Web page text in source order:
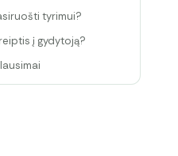
tyrimui?
į gydytoją?